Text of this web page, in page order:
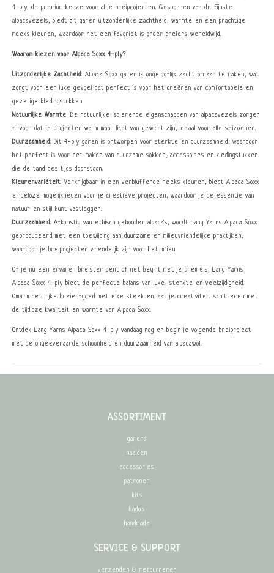
4-ply, de premium keuze voor al je breiprojecten. Gesponnen van de fijnste
alpacavezels, biedt dit garen uitzonderlijke zachtheid, warmte en een prachtige
reeks kleuren, waardoor het een favoriet is onder breiers wereldwijd.
Waarom kiezen voor Alpaca Soxx 4-ply?
Uitzonderlijke Zachtheid: Alpaca Soxx garen is ongelooflijk zacht om aan te raken, wat
zorgt voor een luxe gevoel dat perfect is voor het creëren van comfortabele en
gezellige kledingstukken.
Natuurlijke Warmte: De natuurlijke isolerende eigenschappen van alpacavezels zorgen
ervoor dat je projecten warm maar licht van gewicht zijn, ideaal voor alle seizoenen.
Duurzaamheid: Dit 4-ply garen is ontworpen voor sterkte en duurzaamheid, waardoor
het perfect is voor het maken van duurzame sokken, accessoires en kledingstukken
die de tand des tijds doorstaan.
Kleurenvariëteit: Verkrijgbaar in een verbluffende reeks kleuren, biedt Alpaca Soxx
eindeloze mogelijkheden voor je creatieve projecten, waardoor je de essentie van
natuur en stijl kunt vastleggen.
Duurzaamheid: Afkomstig van ethisch gehouden alpaca's, wordt Lang Yarns Alpaca Soxx
geproduceerd met een toewijding aan duurzame en milieuvriendelijke praktijken,
waardoor je breiprojecten vriendelijk zijn voor het milieu.
Of je nu een ervaren breister bent of net begint met je breireis, Lang Yarns
Alpaca Soxx 4-ply biedt de perfecte balans van luxe, sterkte en veelzijdigheid.
Omarm het rijke breierfgoed met elke steek en laat je creativiteit schitteren met
de tijdloze kwaliteit en warmte van Alpaca Soxx.
Ontdek Lang Yarns Alpaca Soxx 4-ply vandaag nog en begin je volgende breiproject
met de ongeëvenaarde schoonheid en duurzaamheid van alpacawol.
ASSORTIMENT
garens
naalden
accessories
patronen
kits
kado's
handmade
SERVICE & SUPPORT
verzenden & retourneren